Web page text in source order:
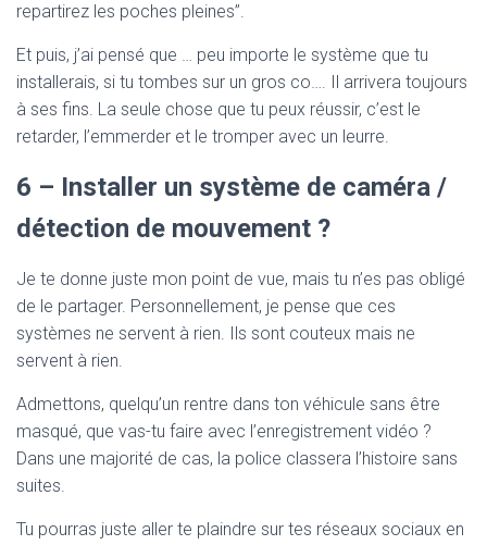
repartirez les poches pleines’’.
Et puis, j’ai pensé que … peu importe le système que tu
installerais, si tu tombes sur un gros co…. Il arrivera toujours
à ses fins. La seule chose que tu peux réussir, c’est le
retarder, l’emmerder et le tromper avec un leurre.
6 – Installer un système de caméra /
détection de mouvement ?
Je te donne juste mon point de vue, mais tu n’es pas obligé
de le partager. Personnellement, je pense que ces
systèmes ne servent à rien. Ils sont couteux mais ne
servent à rien.
Admettons, quelqu’un rentre dans ton véhicule sans être
masqué, que vas-tu faire avec l’enregistrement vidéo ?
Dans une majorité de cas, la police classera l’histoire sans
suites.
Tu pourras juste aller te plaindre sur tes réseaux sociaux en